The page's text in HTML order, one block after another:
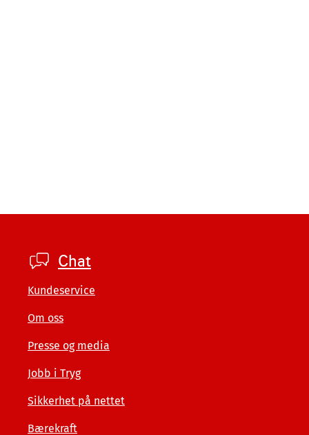
Footer
private
Chat
Kundeservice
Om oss
Presse og media
Jobb i Tryg
Sikkerhet på nettet
Bærekraft